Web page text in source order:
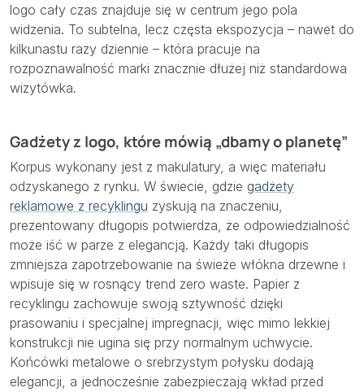
logo cały czas znajduje się w centrum jego pola
widzenia. To subtelna, lecz częsta ekspozycja – nawet do
kilkunastu razy dziennie – która pracuje na
rozpoznawalność marki znacznie dłużej niż standardowa
wizytówka.
Gadżety z logo, które mówią „dbamy o planetę”
Korpus wykonany jest z makulatury, a więc materiału
odzyskanego z rynku. W świecie, gdzie gadżety
reklamowe z recyklingu zyskują na znaczeniu,
prezentowany długopis potwierdza, że odpowiedzialność
może iść w parze z elegancją. Każdy taki długopis
zmniejsza zapotrzebowanie na świeże włókna drzewne i
wpisuje się w rosnący trend zero waste. Papier z
recyklingu zachowuje swoją sztywność dzięki
prasowaniu i specjalnej impregnacji, więc mimo lekkiej
konstrukcji nie ugina się przy normalnym uchwycie.
Końcówki metalowe o srebrzystym połysku dodają
elegancji, a jednocześnie zabezpieczają wkład przed